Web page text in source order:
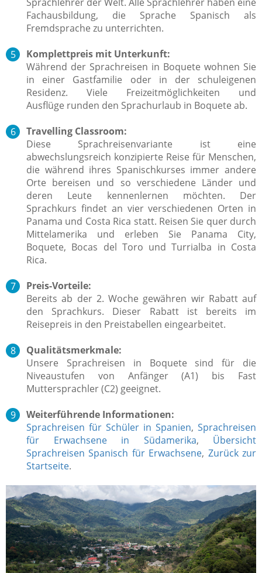
Fachausbildung, die Sprache Spanisch als
Fremdsprache zu unterrichten.
Komplettpreis mit Unterkunft:
Während der Sprachreisen in Boquete wohnen Sie
in einer Gastfamilie oder in der schuleigenen
Residenz. Viele Freizeitmöglichkeiten und
Ausflüge runden den Sprachurlaub in Boquete ab.
Travelling Classroom:
Diese Sprachreisenvariante ist eine
abwechslungsreich konzipierte Reise für Menschen,
die während ihres Spanischkurses immer andere
Orte bereisen und so verschiedene Länder und
deren Leute kennenlernen möchten. Der
Sprachkurs findet an vier verschiedenen Orten in
Panama und Costa Rica statt. Reisen Sie quer durch
Mittelamerika und erleben Sie Panama City,
Boquete, Bocas del Toro und Turrialba in Costa
Rica.
Preis-Vorteile:
Bereits ab der 2. Woche gewähren wir Rabatt auf
den Sprachkurs. Dieser Rabatt ist bereits im
Reisepreis in den Preistabellen eingearbeitet.
Qualitätsmerkmale:
Unsere Sprachreisen in Boquete sind für die
Niveaustufen von Anfänger (A1) bis Fast
Muttersprachler (C2) geeignet.
Weiterführende Informationen:
Sprachreisen für Schüler in Spanien, Sprachreisen
für Erwachsene in Südamerika, Übersicht
Sprachreisen Spanisch für Erwachsene, Zurück zur
Startseite.